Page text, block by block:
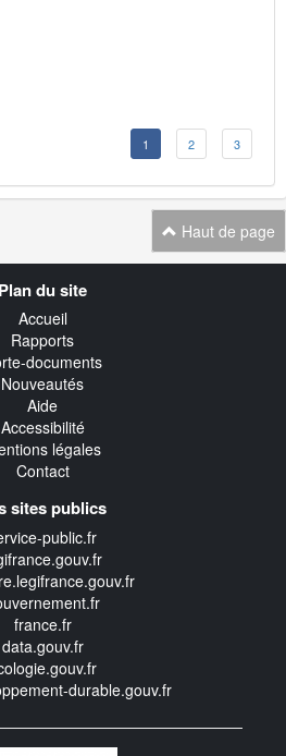
1 2 3
Haut de page
Plan du site
Accueil
Rapports
documents
Nouveautés
Aide
Accessibilité
légales
Contact
sites publics
public.fr
france.fr
data.gouv.fr
durable.gouv.fr